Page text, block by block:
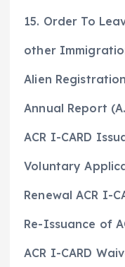
15. Order To
other
Alien Registration
Annual Report
ACR I-CARD
Voluntary
Renewal ACR I-
Re-Issuance of
ACR I-CARD